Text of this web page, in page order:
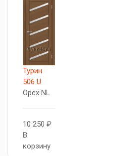
Турин
506 U
Орех NL
10 250 ₽
В
корзину